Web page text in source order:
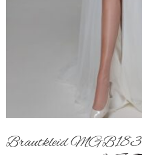
Brautkleid MGB183